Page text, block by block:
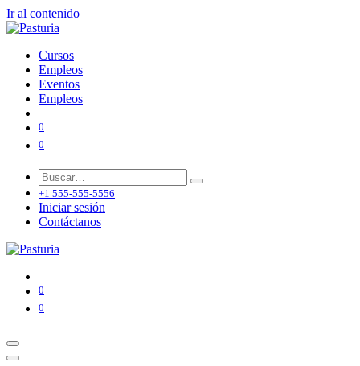
Ir al contenido
Cursos
Empleos
Eventos
Empleos
0
0
+1 555-555-5556
Iniciar sesión
Contáctanos
0
0